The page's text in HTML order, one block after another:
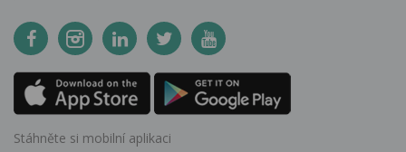
Stáhněte si mobilní aplikaci